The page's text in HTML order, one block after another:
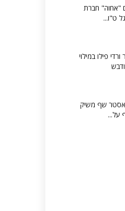
"אחוה" חברת
ט"ו...
פילו במילוי
שף משיק
על...